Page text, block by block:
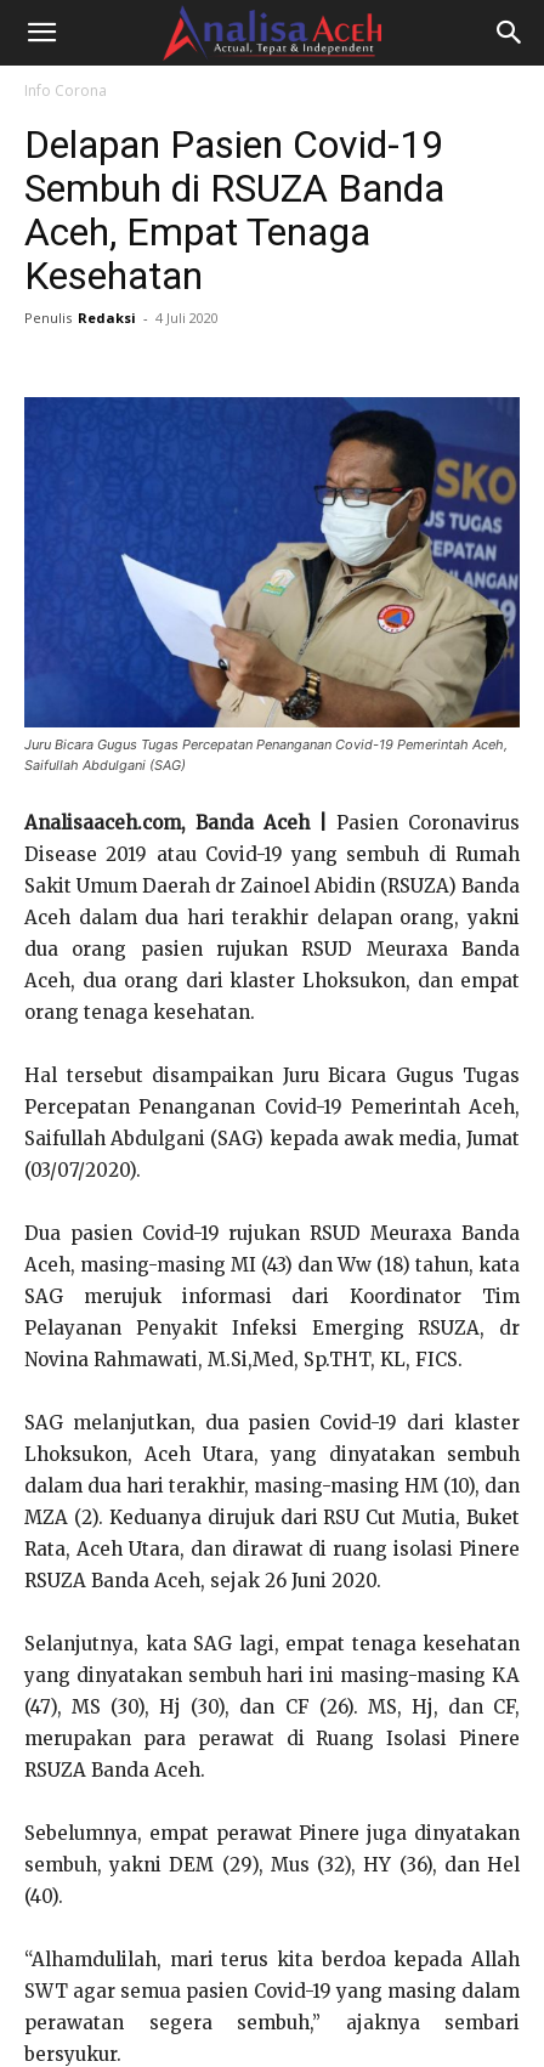
Info Corona
Delapan Pasien Covid-19
Sembuh di RSUZA Banda
Aceh, Empat Tenaga
Kesehatan
Penulis Redaksi - 4 Juli 2020
Juru Bicara Gugus Tugas Percepatan Penanganan Covid-19 Pemerintah Aceh,
Saifullah Abdulgani (SAG)
Analisaaceh.com, Banda Aceh |
Pasien Coronavirus
Disease 2019 atau Covid-19 yang sembuh di Rumah
Sakit Umum Daerah dr Zainoel Abidin (RSUZA) Banda
Aceh dalam dua hari terakhir delapan orang, yakni
dua orang pasien rujukan RSUD Meuraxa Banda
Aceh, dua orang dari klaster Lhoksukon, dan empat
orang tenaga kesehatan.
Hal tersebut disampaikan Juru Bicara Gugus Tugas
Percepatan Penanganan Covid-19 Pemerintah Aceh,
Saifullah Abdulgani (SAG) kepada awak media, Jumat
(03/07/2020).
Dua pasien Covid-19 rujukan RSUD Meuraxa Banda
Aceh, masing-masing MI (43) dan Ww (18) tahun, kata
SAG merujuk informasi dari Koordinator Tim
Pelayanan Penyakit Infeksi Emerging RSUZA, dr
Novina Rahmawati, M.Si,Med, Sp.THT, KL, FICS.
SAG melanjutkan, dua pasien Covid-19 dari klaster
Lhoksukon, Aceh Utara, yang dinyatakan sembuh
dalam dua hari terakhir, masing-masing HM (10), dan
MZA (2). Keduanya dirujuk dari RSU Cut Mutia, Buket
Rata, Aceh Utara, dan dirawat di ruang isolasi Pinere
RSUZA Banda Aceh, sejak 26 Juni 2020.
Selanjutnya, kata SAG lagi, empat tenaga kesehatan
yang dinyatakan sembuh hari ini masing-masing KA
(47), MS (30), Hj (30), dan CF (26). MS, Hj, dan CF,
merupakan para perawat di Ruang Isolasi Pinere
RSUZA Banda Aceh.
Sebelumnya, empat perawat Pinere juga dinyatakan
sembuh, yakni DEM (29), Mus (32), HY (36), dan Hel
(40).
“Alhamdulilah, mari terus kita berdoa kepada Allah
SWT agar semua pasien Covid-19 yang masing dalam
perawatan segera sembuh,” ajaknya sembari
bersyukur.